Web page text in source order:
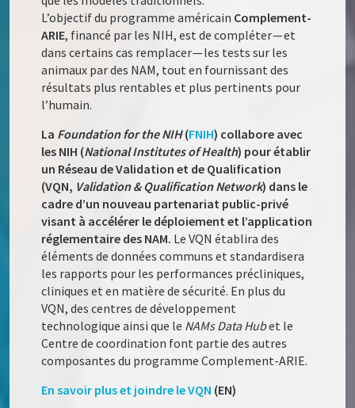
L’objectif du programme américain Complement-
ARIE, financé par les NIH, est de compléter — et
dans certains cas remplacer — les tests sur les
animaux par des NAM, tout en fournissant des
résultats plus rentables et plus pertinents pour
l’humain.
La Foundation for the NIH(FNIH) collabore avec
les NIH (National Institutes of Health) pour établir
un Réseau de Validation et de Qualification
(VQN, Validation & Qualification Network) dans le
cadre d’un nouveau partenariat public-privé
visant à accélérer le déploiement et l’application
réglementaire des NAM. Le VQN établira des
éléments de données communs et standardisera
les rapports pour les performances précliniques,
cliniques et en matière de sécurité. En plus du
VQN, des centres de développement
technologique ainsi que le NAMs Data Hubet le
Centre de coordination font partie des autres
composantes du programme Complement-ARIE.
En savoir plus et joindre le VQN (EN)